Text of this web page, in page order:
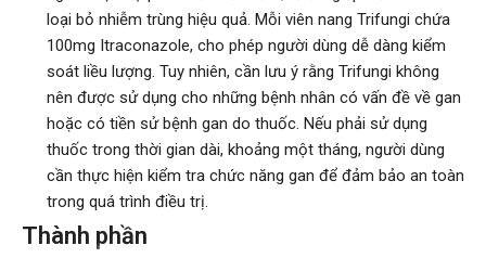
loại bỏ nhiễm trùng hiệu quả. Mỗi viên nang Trifungi chứa
100mg Itraconazole, cho phép người dùng dễ dàng kiểm
soát liều lượng. Tuy nhiên, cần lưu ý rằng Trifungi không
nên được sử dụng cho những bệnh nhân có vấn đề về gan
hoặc có tiền sử bệnh gan do thuốc. Nếu phải sử dụng
thuốc trong thời gian dài, khoảng một tháng, người dùng
cần thực hiện kiểm tra chức năng gan để đảm bảo an toàn
trong quá trình điều trị.
Thành phần